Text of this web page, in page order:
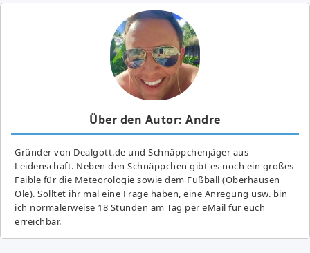
Über den Autor: Andre
Gründer von Dealgott.de und Schnäppchenjäger aus
Leidenschaft. Neben den Schnäppchen gibt es noch ein großes
Fai­ble für die Meteorologie sowie dem Fußball (Oberhausen
Ole). Solltet ihr mal eine Frage haben, eine Anregung usw. bin
ich normalerweise 18 Stunden am Tag per eMail für euch
erreichbar.